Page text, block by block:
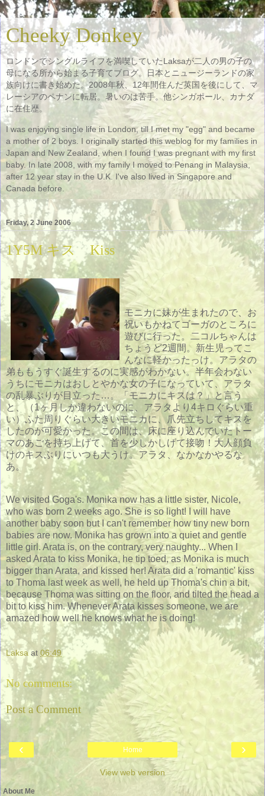
Cheeky Donkey
ロンドンでシングルライフを満喫していたLaksaが二人の男の子の
母になる所から始まる子育てブログ。日本とニュージーランドの家
族向けに書き始めた。2008年秋、12年間住んだ英国を後にして、マ
レーシアのペナンに転居。暑いのは苦手。他シンガポール、カナダ
に在住歴。
I was enjoying single life in London, till I met my "egg" and became
a mother of 2 boys. I originally started this weblog for my families in
Japan and New Zealand, when I found I was pregnant with my first
baby. In late 2008, with my family I moved to Penang in Malaysia,
after 12 year stay in the U.K. I've also lived in Singapore and
Canada before.
Friday, 2 June 2006
1Y5M キス Kiss
モニカに妹が生まれたので、お
祝いもかねてゴーガのところに
遊びに行った。二コルちゃんは
ちょうど2週間。新生児ってこ
んなに軽かったっけ。アラタの
弟ももうすぐ誕生するのに実感がわかない。半年会わない
うちにモニカはおしとやかな女の子になっていて、アラタ
の乱暴ぶりが目立った…。「モニカにキスは？」と言う
と、（1ヶ月しか違わないのに、アラタより4キロぐらい重
い）ふた周りぐらい大きいモニカに、爪先立ちしてキスを
したのが可愛かった。この間は、床に座り込んでいたトー
マのあごを持ち上げて、首を少しかしげて接吻！大人顔負
けのキスぶりにいつも大うけ。アラタ、なかなかやるな
あ。
We visited Goga's. Monika now has a little sister, Nicole,
who was born 2 weeks ago. She is so light! I will have
another baby soon but I can't remember how tiny new born
babies are now. Monika has grown into a quiet and gentle
little girl. Arata is, on the contrary, very naughty... When I
asked Arata to kiss Monika, he tip toed, as Monika is much
bigger than Arata, and kissed her! Arata did a 'romantic' kiss
to Thoma last week as well, he held up Thoma's chin a bit,
because Thoma was sitting on the floor, and tilted the head a
bit to kiss him. Whenever Arata kisses someone, we are
amazed how well he knows what he is doing!
Laksa at 06:49
No comments:
Post a Comment
‹ ›
Home
View web version
About Me